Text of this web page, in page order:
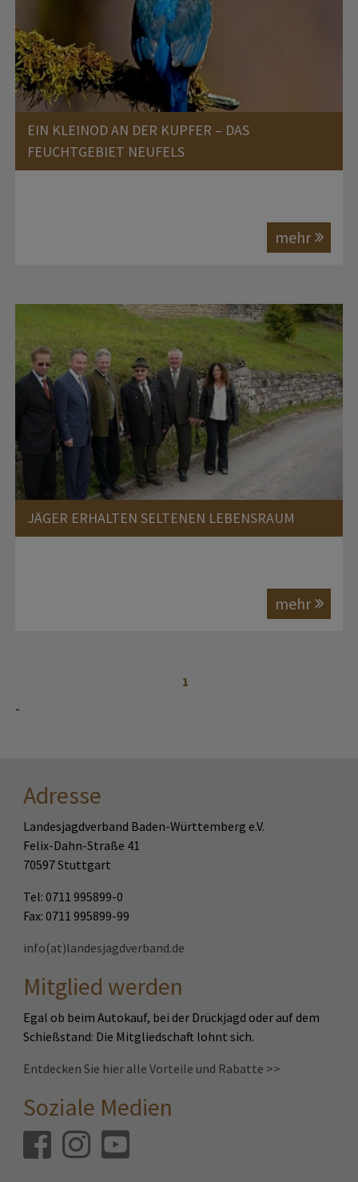
EIN KLEINOD AN DER KUPFER – DAS
FEUCHTGEBIET NEUFELS
mehr
JÄGER ERHALTEN SELTENEN LEBENSRAUM
mehr
1
-
Adresse
Landesjagdverband Baden-Württemberg e.V.
Felix-Dahn-Straße 41
70597 Stuttgart
Tel: 0711 995899-0
Fax: 0711 995899-99
info(at)landesjagdverband.de
Mitglied werden
Egal ob beim Autokauf, bei der Drückjagd oder auf dem
Schießstand: Die Mitgliedschaft lohnt sich.
Entdecken Sie hier alle Vorteile und Rabatte >>
Soziale Medien
Facebook
Instagram